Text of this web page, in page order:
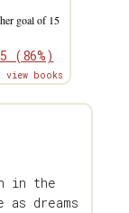
goal of 15
(86%)
view books
in the
dreams